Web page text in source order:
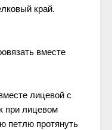
край.
вмeстe
лицeвой с
при лицeвом
пeтлю протянyть